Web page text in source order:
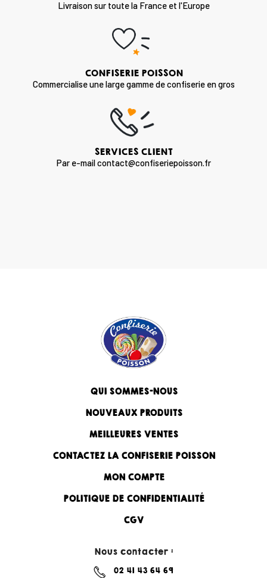
Livraison sur toute la France et l'Europe
CONFISERIE POISSON
Commercialise une large gamme de confiserie en gros
SERVICES CLIENT
Par e-mail contact@confiseriepoisson.fr
QUI SOMMES-NOUS
NOUVEAUX PRODUITS
MEILLEURES VENTES
CONTACTEZ LA CONFISERIE POISSON
MON COMPTE
POLITIQUE DE CONFIDENTIALITÉ
CGV
Nous contacter :
02 41 43 64 69